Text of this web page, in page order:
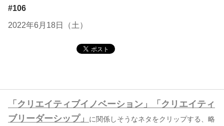
#106
2022年6月18日（土）
「クリエイティブイノベーション」「クリエイティ
ブリーダーシップ」
に関係しそうなネタをクリップする、略
このサイトについて